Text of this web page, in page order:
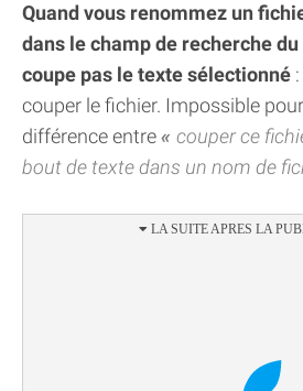
Quand vous renommez un
dans le champ de recherche
coupe pas le texte sélectionné
couper le fichier. Impossible
différence entre
couper ce
bout de texte dans un nom de